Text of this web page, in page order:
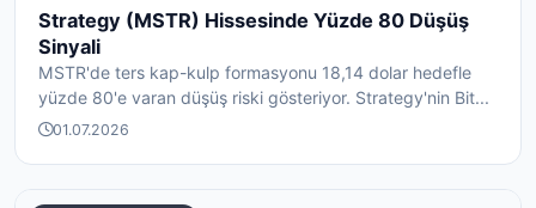
Strategy (MSTR) Hissesinde Yüzde 80 Düşüş
Sinyali
MSTR'de ters kap-kulp formasyonu 18,14 dolar hedefle
yüzde 80'e varan düşüş riski gösteriyor. Strategy'nin Bit...
01.07.2026